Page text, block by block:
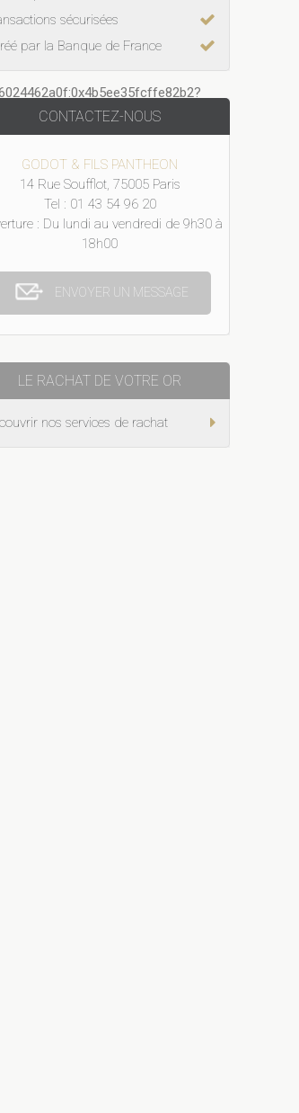
sécurisées
par la Banque de France
CONTACTEZ-NOUS
GODOT & FILS PANTHEON
14 Rue Soufflot, 75005 Paris
Tel : 01 43 54 96 20
: Du lundi au vendredi de 9h30 à
18h00
ENVOYER UN MESSAGE
LE RACHAT DE VOTRE OR
nos services de rachat